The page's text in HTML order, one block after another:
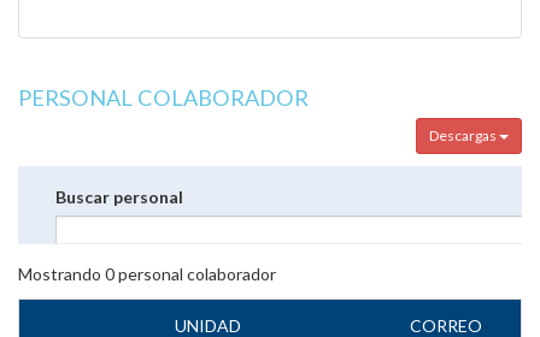
PERSONAL COLABORADOR
Descargas
Buscar personal
Mostrando 0personal colaborador
UNIDAD
CORREO